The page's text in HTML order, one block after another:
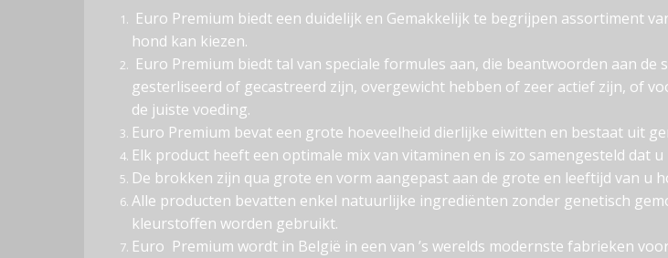
Euro Premium biedt een duidelijk en Gemakkelijk te begrijpen assortiment
hond kan kiezen.
Euro Premium biedt tal van speciale formules aan, die beantwoorden aan
gesterliseerd of gecastreerd zijn, overgewicht hebben of zeer actief zijn, of
de juiste voeding.
Euro Premium bevat een grote hoeveelheid dierlijke eiwitten en bestaat uit
Elk product heeft een optimale mix van vitaminen en is zo samengesteld dat
De brokken zijn qua grote en vorm aangepast aan de grote en leeftijd van u
Alle producten bevatten enkel natuurlijke ingrediënten zonder genetisch
kleurstoffen worden gebruikt.
Euro Premium wordt in België in een van ’s werelds modernste fabrieken